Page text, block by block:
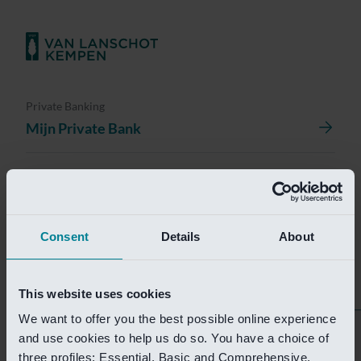
Consent Details About
This website uses cookies
We want to offer you the best possible online experience
and use cookies to help us do so. You have a choice of
three profiles: Essential, Basic and Comprehensive.
Private Banking
Mijn Private Bank
Investment Banking
Van Lanschot Kempen Research
Helaas is deze pagina